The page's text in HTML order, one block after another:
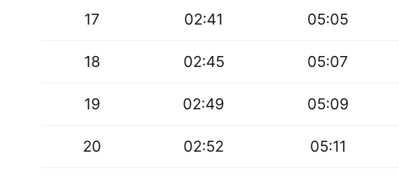
17 02:41 05:05
18 02:45 05:07
19 02:49 05:09
20 02:52 05:11